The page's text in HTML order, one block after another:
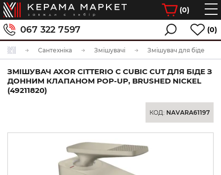
(0)
067 322 7597 (0)
Сантехніка Змішувачі Змішувач для біде
ЗМІШУВАЧ AXOR CITTERIO C CUBIC CUT ДЛЯ БІДЕ З
ДОННИМ КЛАПАНОМ POP-UP, BRUSHED NICKEL
(49211820)
КОД: NAVARA61197